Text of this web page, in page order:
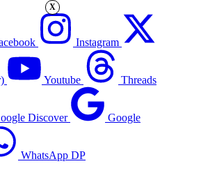
Instagram
Youtube Threads
Discover Google
WhatsApp DP
X